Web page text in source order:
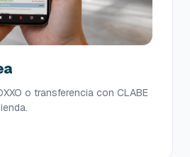
o transferencia con CLABE